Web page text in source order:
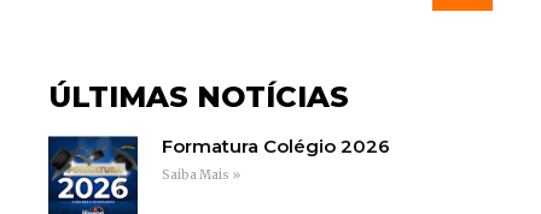
ÚLTIMAS NOTÍCIAS
Formatura Colégio 2026
Saiba Mais »